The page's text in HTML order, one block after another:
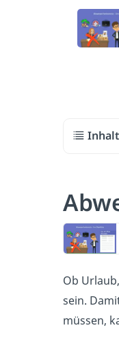
Ob
sein.
müssen,